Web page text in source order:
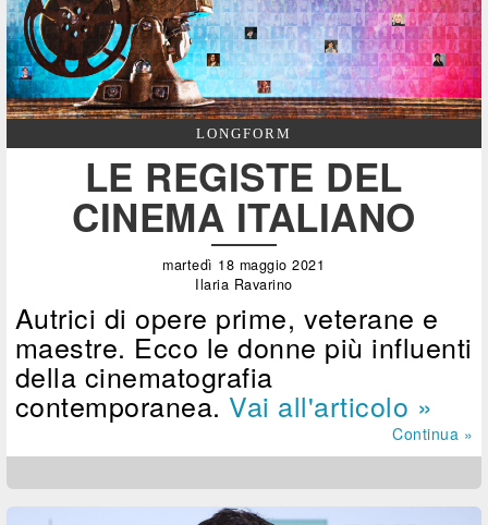
LONGFORM
LE REGISTE DEL
CINEMA ITALIANO
martedì 18 maggio 2021
Ilaria Ravarino
Autrici di opere prime, veterane e
maestre. Ecco le donne più influenti
della cinematografia
contemporanea.Vai all'articolo »
Continua »